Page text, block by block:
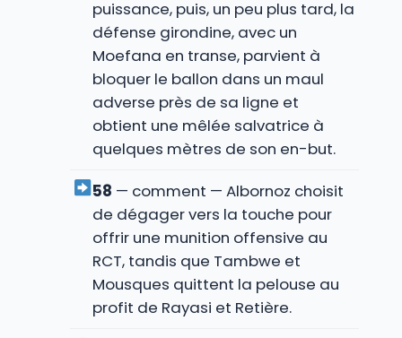
puissance, puis, un peu plus tard, la
défense girondine, avec un
Moefana en transe, parvient à
bloquer le ballon dans un maul
adverse près de sa ligne et
obtient une mêlée salvatrice à
quelques mètres de son en-but.
58 — comment — Albornoz choisit
de dégager vers la touche pour
offrir une munition offensive au
RCT, tandis que Tambwe et
Mousques quittent la pelouse au
profit de Rayasi et Retière.